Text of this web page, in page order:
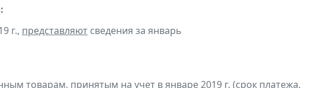
г., представляют сведения за январь
товарам, принятым на учет в январе 2019 г. (срок платежа,